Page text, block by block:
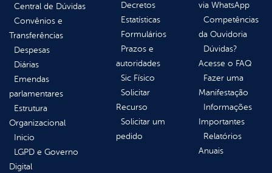
Central de Dúvidas
Convênios e
Transferências
Despesas
Diárias
Emendas
parlamentares
Estrutura
Organizacional
Inicio
LGPD e Governo
Digital
Decretos
Estatísticas
Formulários
Prazos e
autoridades
Sic Físico
Solicitar
Recurso
Solicitar um
pedido
via WhatsApp
Competências
da Ouvidoria
Dúvidas?
Acesse o FAQ
Fazer uma
Manifestação
Informações
Importantes
Relatórios
Anuais